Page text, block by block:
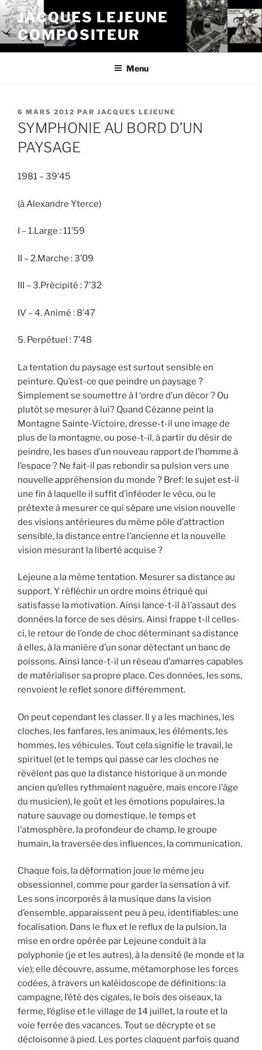
Aller
au
contenu
JACQUES LEJEUNE
COMPOSITEUR
Menu
PUBLIÉ
LE
6 MARS 2012 PAR JACQUES LEJEUNE
SYMPHONIE AU BORD D’UN
PAYSAGE
1981 – 39’45
(à Alexandre Yterce)
I – 1.Large : 11’59
II – 2.Marche : 3’09
III – 3.Précipité : 7’32
IV – 4. Animé : 8’47
5. Perpétuel : 7’48
La tentation du paysage est surtout sensible en
peinture. Qu’est-ce que peindre un paysage ?
Simplement se soumettre à I ‘ordre d’un décor ? Ou
plutôt se mesurer à lui? Quand Cézanne peint la
Montagne Sainte-Victoire, dresse-t-il une image de
plus de la montagne, ou pose-t-il, à partir du désir de
peindre, les bases d’un nouveau rapport de l’homme à
l’espace ? Ne fait-il pas rebondir sa pulsion vers une
nouvelle appréhension du monde ? Bref: le sujet est-il
une fin à laquelle il suffit d’inféoder le vécu, ou le
prétexte à mesurer ce qui sépare une vision nouvelle
des visions antérieures du même pôle d’attraction
sensible, la distance entre l’ancienne et la nouvelle
vision mesurant la liberté acquise ?
Lejeune a la même tentation. Mesurer sa distance au
support. Y réfléchir un ordre moins étriqué qui
satisfasse la motivation. Ainsi lance-t-il à l’assaut des
données la force de ses désirs. Ainsi frappe t-il celles-
ci, le retour de l’onde de choc déterminant sa distance
à elles, à la manière d’un sonar détectant un banc de
poissons. Ainsi lance-t-il un réseau d’amarres capables
de matérialiser sa propre place. Ces données, les sons,
renvoient le reflet sonore différemment.
On peut cependant les classer. Il y a les machines, les
cloches, les fanfares, les animaux, les éléments, les
hommes, les véhicules. Tout cela signifie le travail, le
spirituel (et le temps qui passe car les cloches ne
révèlent pas que la distance historique à un monde
ancien qu’elles rythmaient naguère, mais encore l’âge
du musicien), le goût et les émotions populaires, la
nature sauvage ou domestique, le temps et
l’atmosphère, la profondeur de champ, le groupe
humain, la traversée des influences, la communication.
Chaque fois, la déformation joue le même jeu
obsessionnel, comme pour garder la sensation à vif.
Les sons incorporés à la musique dans la vision
d’ensemble, apparaissent peu à peu, identifiables: une
focalisation. Dans le flux et le reflux de la pulsion, la
mise en ordre opérée par Lejeune conduit à la
polyphonie (je et les autres), à la densité (le monde et la
vie); elle découvre, assume, métamorphose les forces
codées, à travers un kaléidoscope de définitions: la
campagne, I’été des cigales, le bois des oiseaux, la
ferme, I’église et le village de 14 juillet, la route et la
voie ferrée des vacances. Tout se décrypte et se
décloisonne à pied. Les portes claquent parfois quand